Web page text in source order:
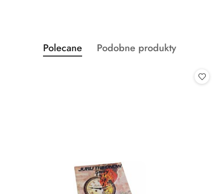
Pomiń karuzelę produktów
Produkty
o
Polecane
Produkty
Podobne produkty